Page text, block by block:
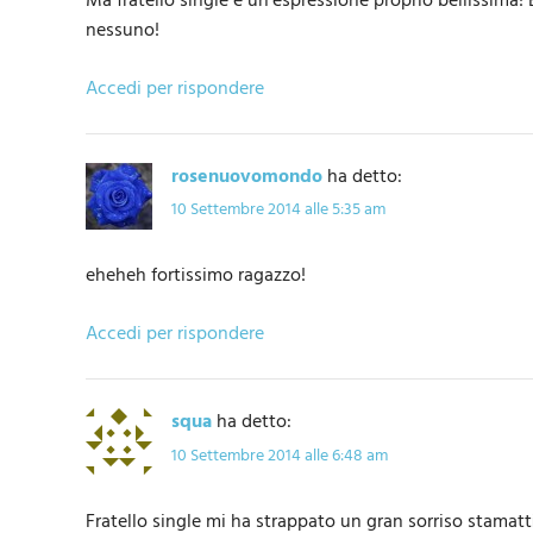
nessuno!
Accedi per rispondere
rosenuovomondoha detto:
10 Settembre 2014 alle 5:35 am
eheheh fortissimo ragazzo!
Accedi per rispondere
squaha detto:
10 Settembre 2014 alle 6:48 am
Fratello single mi ha strappato un gran sorriso